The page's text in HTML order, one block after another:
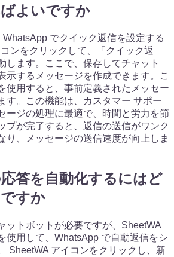
よいですか
WhatsApp でクイック返信を設定する
ンをクリックして、「クイック返
します。ここで、保存してチャット
示するメッセージを作成できます。こ
使用すると、事前定義されたメッセー
す。この機能は、カスタマー サポー
ージの処理に最適で、時間と労力を節
プが完了すると、返信の送信がワンク
り、メッセージの送信速度が向上しま
答を自動化するにはど
すか
ットボットが必要ですが、SheetWA
使用して、WhatsApp で自動返信をシ
SheetWA アイコンをクリックし、新